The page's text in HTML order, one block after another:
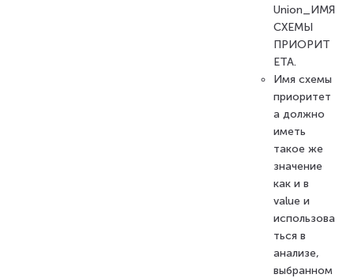
Union_ИМЯ
СХЕМЫ
ПРИОРИТ
ЕТА.
Имя схемы
приоритет
а должно
иметь
такое же
значение
как и в
value и
использова
ться в
анализе,
выбранном